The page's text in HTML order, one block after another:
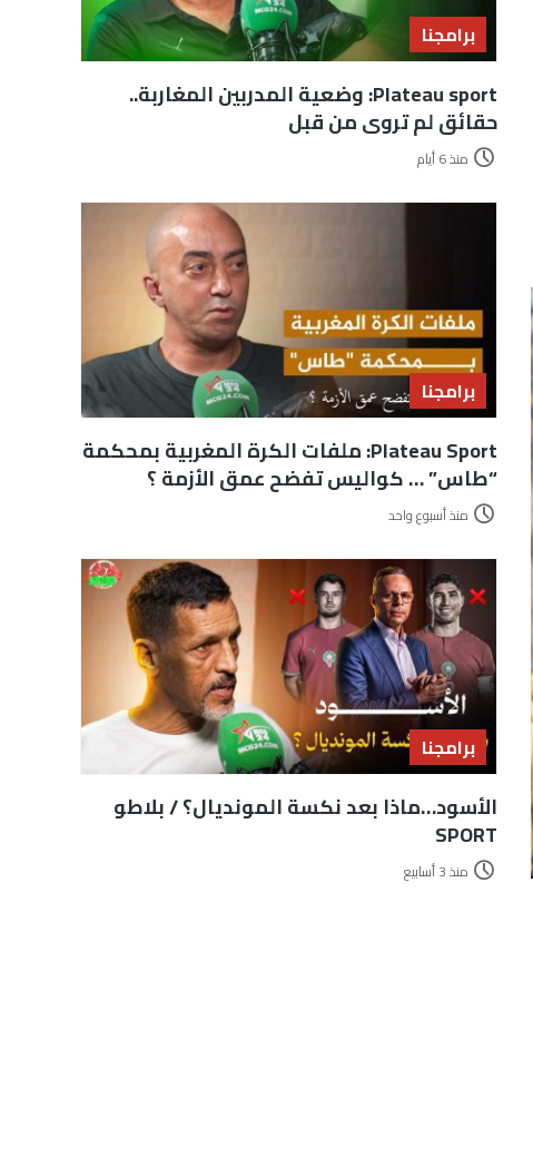
برامجنا
Plateau sport: وضعية المدربين المغاربة..
حقائق لم تروى من قبل
منذ 6 أيام
برامجنا
Plateau Sport: ملفات الكرة المغربية بمحكمة
“طاس” … كواليس تفضح عمق الأزمة ؟
منذ أسبوع واحد
برامجنا
الأسود…ماذا بعد نكسة المونديال؟ / بلاطو
SPORT
منذ 3 أسابيع